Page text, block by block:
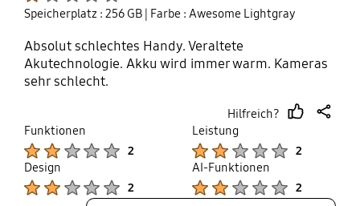
Speicherplatz : 256 GB | Farbe : Awesome Lightgray
Absolut schlechtes Handy. Veraltete
Akutechnologie. Akku wird immer warm. Kameras
sehr schlecht.
Hilfreich?
up
Funktionen
2
Leistung
2
Design
2
AI-Funktionen
2